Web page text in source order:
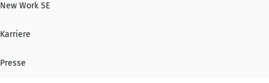
New Work SE
Karriere
Presse